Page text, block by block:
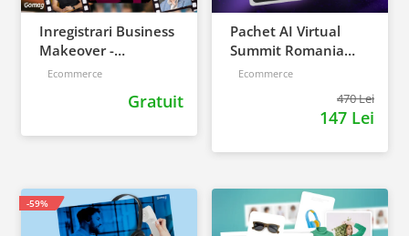
Inregistrari Business
Makeover -
Accelerator de
Ecommerce
Gratuit
Pachet AI Virtual
Summit Romania
2026: inregistrari +
Ecommerce
470 Lei
147 Lei
-59%